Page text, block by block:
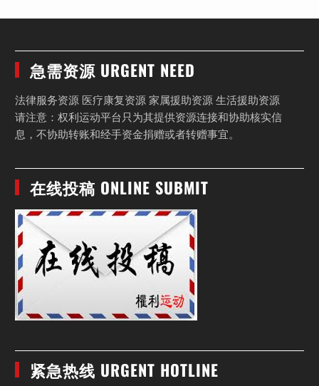
急需资源 URGENT NEED
法律服务资源 医疗康复资源 家属援助资源 生活援助资源
请注意：权利运动平台只为其提供资源连接和协助核实信
息，不协助转账和经手资金捐赠或者转赠事宜。
在线投稿 ONLINE SUBMIT
紧急热线 URGENT HOTLINE